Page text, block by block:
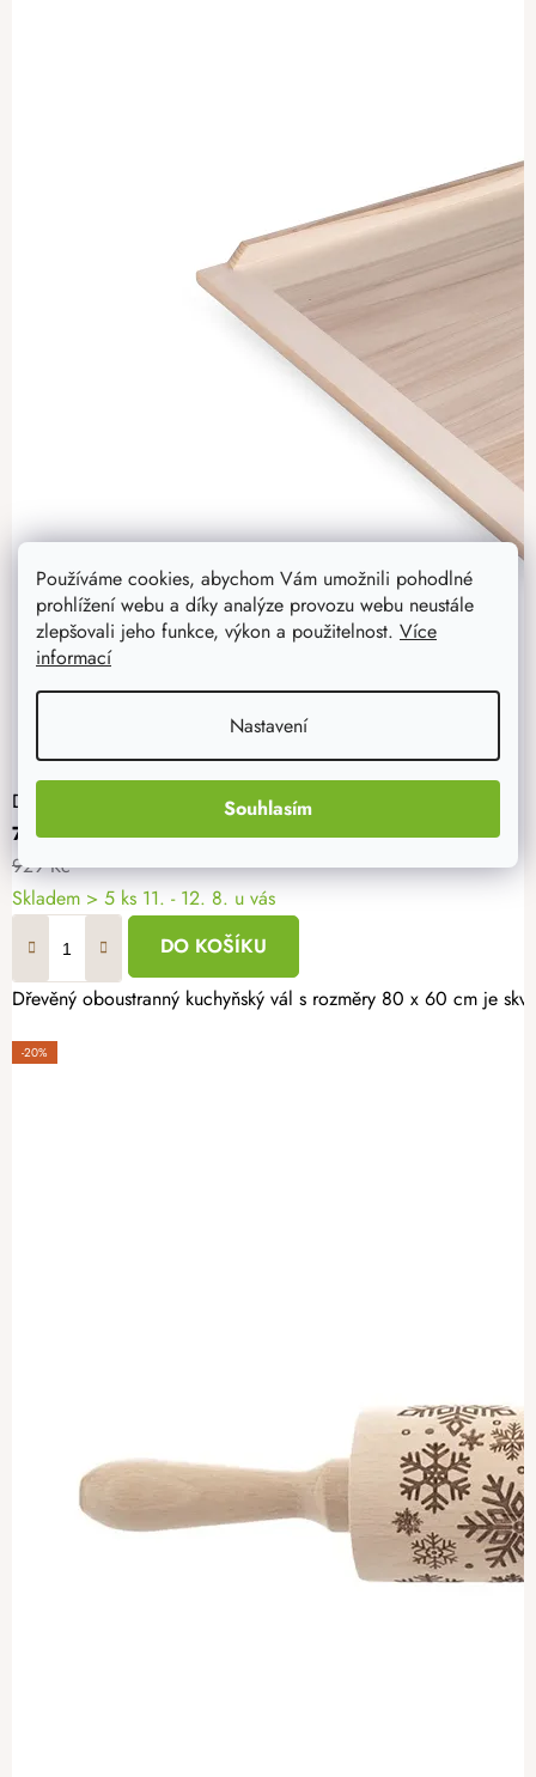
Používáme cookies, abychom Vám umožnili pohodlné
prohlížení webu a díky analýze provozu webu neustále
zlepšovali jeho funkce, výkon a použitelnost. Více
informací
Nastavení
Souhlasím
Dřevěný vál 80 x 60 cm (oboustranný)
743 Kč
929 Kč
Skladem > 5 ks 11. - 12. 8. u vás
DO KOŠÍKU
Dřevěný oboustranný kuchyňský vál s rozměry 80 x 60 cm je
-20%